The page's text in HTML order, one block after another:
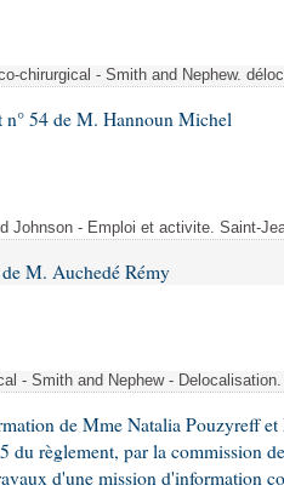
chirurgical - Smith and Nephew.
n° 54 de M. Hannoun Michel
Johnson - Emploi et activite. Saint-
M. Auchedé Rémy
- Smith and Nephew -
de Mme Natalia Pouzyreff
du règlement, par la commission
d'une mission d'information